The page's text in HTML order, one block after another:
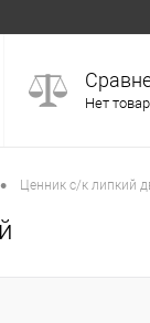
Нет
• Ценник с/к липкий